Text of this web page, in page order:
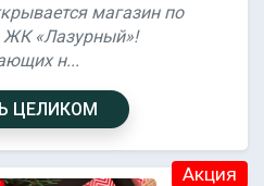
магазин по
ЖК «Лазурный»!
н...
ЦЕЛИКОМ
Акция